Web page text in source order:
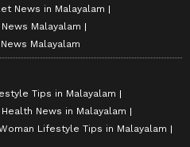
News in Malayalam
News Malayalam
Malayalam
Tips in Malayalam
Health News in Malayalam
Lifestyle Tips in Malayalam